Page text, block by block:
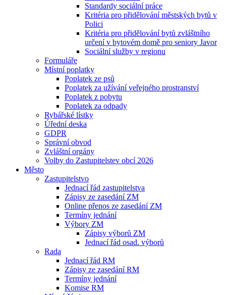
Standardy sociální práce
Kritéria pro přidělování městských bytů v
Polici
Kritéria pro přidělování bytů zvláštního
určení v bytovém domě pro seniory Javor
Sociální služby v regionu
Formuláře
Místní poplatky
Poplatek ze psů
Poplatek za užívání veřejného prostranství
Poplatek z pobytu
Poplatek za odpady
Rybářské lístky
Úřední deska
GDPR
Správní obvod
Zvláštní orgány
Volby do Zastupitelstev obcí 2026
Město
Zastupitelstvo
Jednací řád zastupitelstva
Zápisy ze zasedání ZM
Online přenos ze zasedání ZM
Termíny jednání
Výbory ZM
Zápisy výborů ZM
Jednací řád osad. výborů
Rada
Jednací řád RM
Zápisy ze zasedání RM
Termíny jednání
Komise RM